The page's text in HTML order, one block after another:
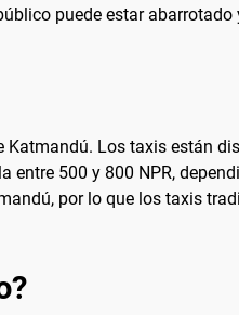
puede estar
Los taxis están
500 y 800 NPR,
por lo que los taxis